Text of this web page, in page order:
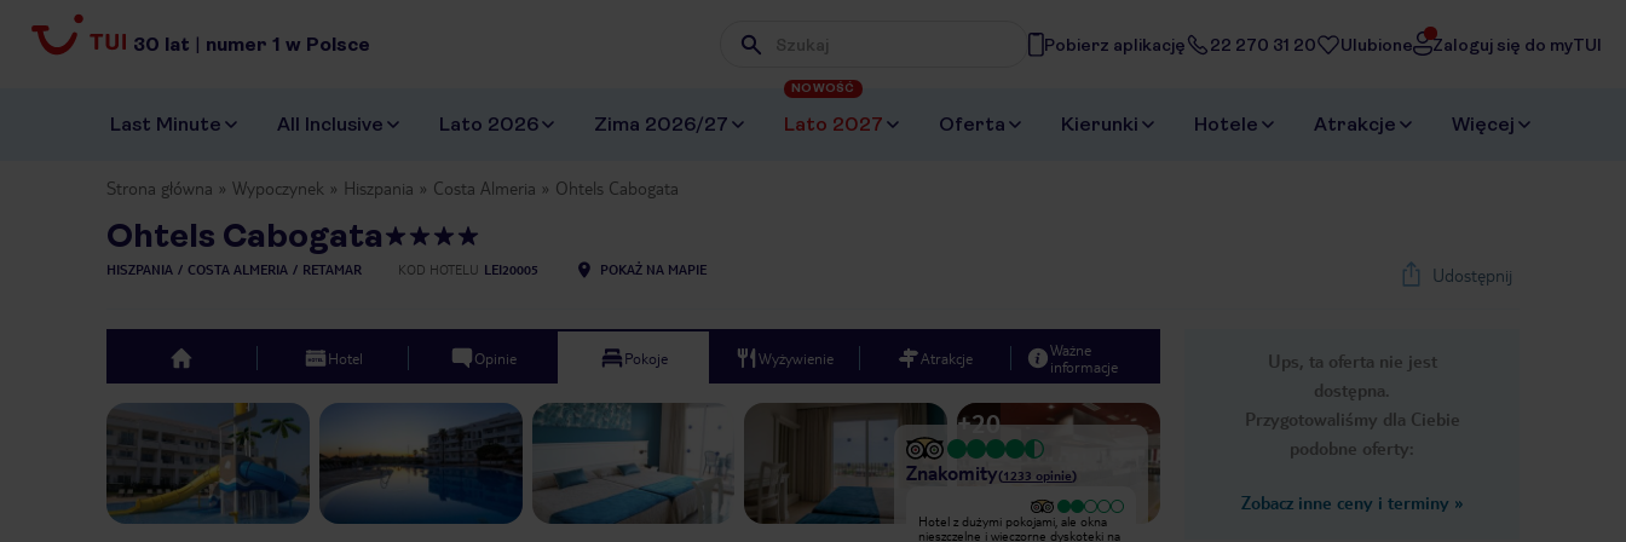
30 lat | numer 1 w Polsce Wpisz frazę, której szukasz
Pobierz aplikację 22 270 31 20 Ulubione Zaloguj się do myTUI
Last Minute All Inclusive Lato 2026 Zima 2026/27 Lato 2027
NOWOŚĆ
Oferta Kierunki Hotele Atrakcje Więcej
Strona główna Wypoczynek Hiszpania Costa Almeria Ohtels Cabogata
Ohtels Cabogata
HISZPANIA COSTA ALMERIA RETAMAR KOD HOTELU LEI20005 POKAŻ NA MAPIE Udostępnij
Ups, ta oferta nie jest
dostępna.
Przygotowaliśmy dla Ciebie
podobne oferty:
Zobacz inne ceny i terminy »
top Hotel Opinie Pokoje Wyżywienie Atrakcje
Ważne
informacje
Previous slide Next slide
1/26
+20
Znakomity(1233 opinie)
Hotel z dużymi pokojami, ale okna
Hotel z dużymi pokojami, ale okna
nieszczelne i wieczorne dyskoteki na